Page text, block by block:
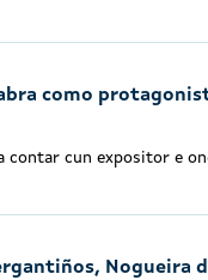
como
contar cun expositor e
Nogueira